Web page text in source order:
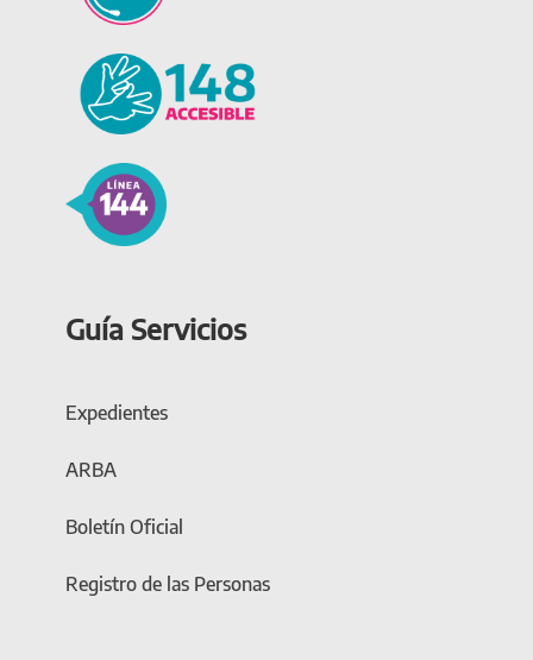
Guía Servicios
Expedientes
ARBA
Boletín Oficial
Registro de las Personas